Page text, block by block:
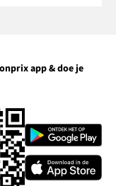
app & doe je
Link
opent
in
een
Link
opent